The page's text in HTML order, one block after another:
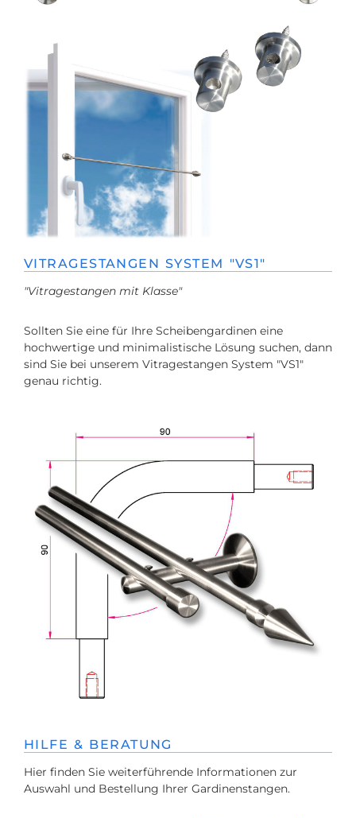
VITRAGESTANGEN SYSTEM "VS1"
"Vitragestangen mit Klasse"
Sollten Sie eine für Ihre Scheibengardinen eine
hochwertige und minimalistische Lösung suchen, dann
sind Sie bei unserem Vitragestangen System "VS1"
genau richtig.
HILFE & BERATUNG
Hier finden Sie weiterführende Informationen zur
Auswahl und Bestellung Ihrer Gardinenstangen.